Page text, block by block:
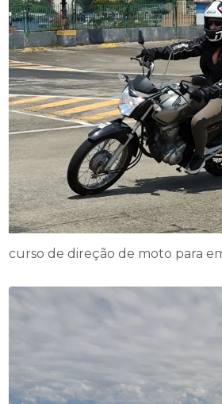
curso de direção de moto para